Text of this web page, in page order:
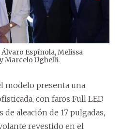
Espínola, Melissa
Marcelo Ughelli.
modelo presenta una
con faros Full LED
aleación de 17 pulgadas,
revestido en el